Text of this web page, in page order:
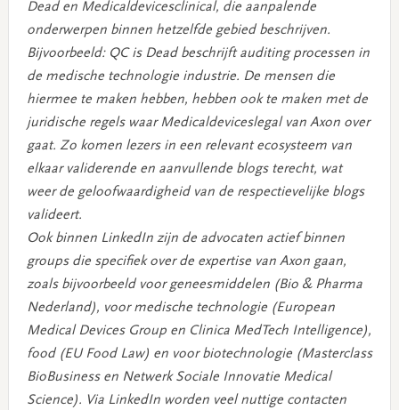
Dead en Medicaldevicesclinical, die aanpalende
onderwerpen binnen hetzelfde gebied beschrijven.
Bijvoorbeeld: QC is Dead beschrijft auditing processen in
de medische technologie industrie. De mensen die
hiermee te maken hebben, hebben ook te maken met de
juridische regels waar Medicaldeviceslegal van Axon over
gaat. Zo komen lezers in een relevant ecosysteem van
elkaar validerende en aanvullende blogs terecht, wat
weer de geloofwaardigheid van de respectievelijke blogs
valideert.
Ook binnen LinkedIn zijn de advocaten actief binnen
groups die specifiek over de expertise van Axon gaan,
zoals bijvoorbeeld voor geneesmiddelen (Bio & Pharma
Nederland), voor medische technologie (European
Medical Devices Group en Clinica MedTech Intelligence),
food (EU Food Law) en voor biotechnologie (Masterclass
BioBusiness en Netwerk Sociale Innovatie Medical
Science). Via LinkedIn worden veel nuttige contacten